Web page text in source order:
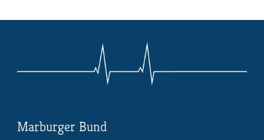
Marburger Bund